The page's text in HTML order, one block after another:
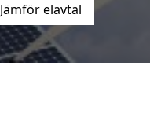
Jämför elavtal